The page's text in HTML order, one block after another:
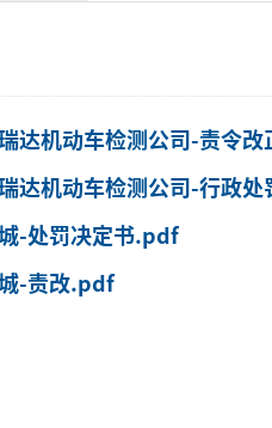
达机动车检测公司-责令
达机动车检测公司-行政
-处罚决定书.pdf
-责改.pdf